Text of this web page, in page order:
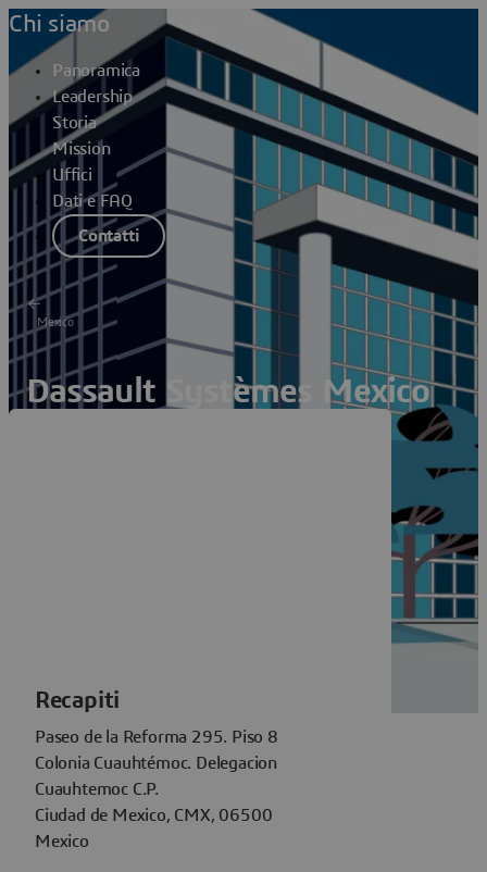
Chi siamo
Panoramica
Leadership
Storia
Mission
Uffici
Dati e FAQ
Contatti
Mexico
Dassault Systèmes Mexico
Recapiti
Paseo de la Reforma 295. Piso 8
Colonia Cuauhtémoc. Delegacion
Cuauhtemoc C.P.
Ciudad de Mexico, CMX, 06500
Mexico